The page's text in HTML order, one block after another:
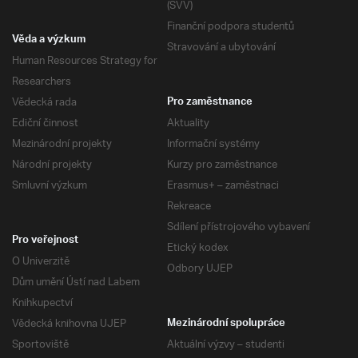
(SVV)
Finanční podpora studentů
Stravování a ubytování
Věda a výzkum
Human Resources Strategy for
Researchers
Vědecká rada
Ediční činnost
Mezinárodní projekty
Národní projekty
Smluvní výzkum
Pro zaměstnance
Aktuality
Informační systémy
Kurzy pro zaměstnance
Erasmus+ – zaměstnaci
Rekreace
Sdílení přístrojového vybavení
Etický kodex
Odbory UJEP
Pro veřejnost
O Univerzitě
Dům umění Ústí nad Labem
Knihkupectví
Vědecká knihovna UJEP
Sportoviště
Mezinárodní spolupráce
Aktuální výzvy – studenti